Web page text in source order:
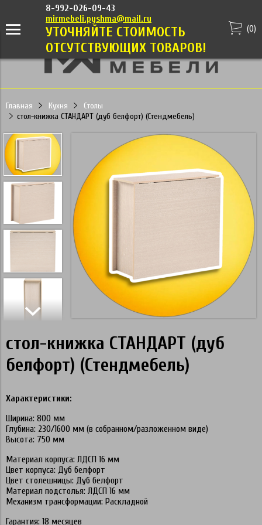
8-992-026-09-43
mirmebeli.pyshma@mail.ru
УТОЧНЯЙТЕ СТОИМОСТЬ
ОТСУТСТВУЮЩИХ ТОВАРОВ!
(0)
Главная Кухня
Столы
стол-книжка СТАНДАРТ (дуб белфорт) (Стендмебель)
стол-книжка СТАНДАРТ (дуб
белфорт) (Стендмебель)
Характеристики:
Ширина: 800 мм
Глубина: 230/1600 мм (в собранном/разложенном виде)
Высота: 750 мм
Материал корпуса: ЛДСП 16 мм
Цвет корпуса: Дуб белфорт
Цвет столешницы: Дуб белфорт
Материал подстолья: ЛДСП 16 мм
Механизм трансформации: Раскладной
Гарантия: 18 месяцев